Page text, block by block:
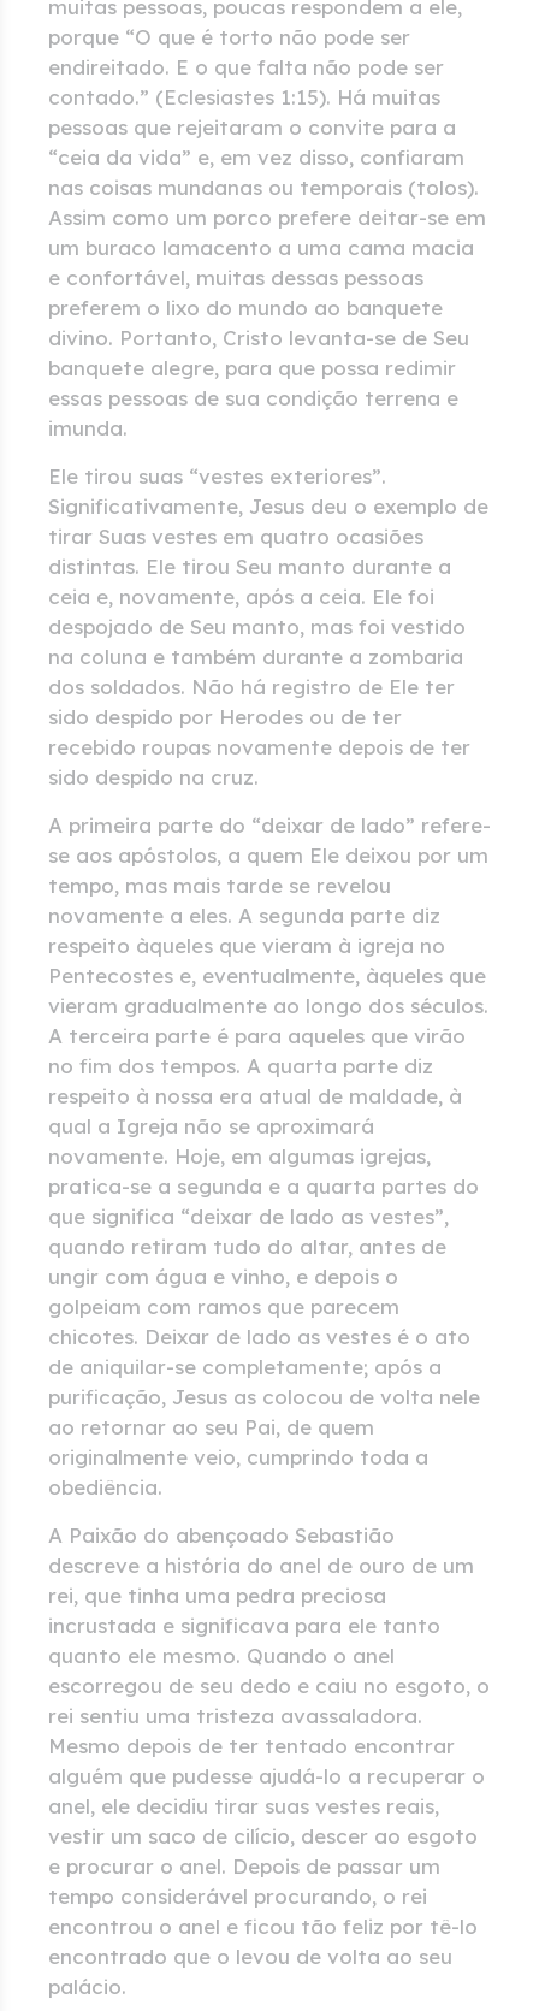
muitas pessoas, poucas respondem a ele,
porque “O que é torto não pode ser
endireitado. E o que falta não pode ser
contado.” (Eclesiastes 1:15). Há muitas
pessoas que rejeitaram o convite para a
“ceia da vida” e, em vez disso, confiaram
nas coisas mundanas ou temporais (tolos).
Assim como um porco prefere deitar-se em
um buraco lamacento a uma cama macia
e confortável, muitas dessas pessoas
preferem o lixo do mundo ao banquete
divino. Portanto, Cristo levanta-se de Seu
banquete alegre, para que possa redimir
essas pessoas de sua condição terrena e
imunda.
Ele tirou suas “vestes exteriores”.
Significativamente, Jesus deu o exemplo de
tirar Suas vestes em quatro ocasiões
distintas. Ele tirou Seu manto durante a
ceia e, novamente, após a ceia. Ele foi
despojado de Seu manto, mas foi vestido
na coluna e também durante a zombaria
dos soldados. Não há registro de Ele ter
sido despido por Herodes ou de ter
recebido roupas novamente depois de ter
sido despido na cruz.
A primeira parte do “deixar de lado” refere-
se aos apóstolos, a quem Ele deixou por um
tempo, mas mais tarde se revelou
novamente a eles. A segunda parte diz
respeito àqueles que vieram à igreja no
Pentecostes e, eventualmente, àqueles que
vieram gradualmente ao longo dos séculos.
A terceira parte é para aqueles que virão
no fim dos tempos. A quarta parte diz
respeito à nossa era atual de maldade, à
qual a Igreja não se aproximará
novamente. Hoje, em algumas igrejas,
pratica-se a segunda e a quarta partes do
que significa “deixar de lado as vestes”,
quando retiram tudo do altar, antes de
ungir com água e vinho, e depois o
golpeiam com ramos que parecem
chicotes. Deixar de lado as vestes é o ato
de aniquilar-se completamente; após a
purificação, Jesus as colocou de volta nele
ao retornar ao seu Pai, de quem
originalmente veio, cumprindo toda a
obediência.
A Paixão do abençoado Sebastião
descreve a história do anel de ouro de um
rei, que tinha uma pedra preciosa
incrustada e significava para ele tanto
quanto ele mesmo. Quando o anel
escorregou de seu dedo e caiu no esgoto, o
rei sentiu uma tristeza avassaladora.
Mesmo depois de ter tentado encontrar
alguém que pudesse ajudá-lo a recuperar o
anel, ele decidiu tirar suas vestes reais,
vestir um saco de cilício, descer ao esgoto
e procurar o anel. Depois de passar um
tempo considerável procurando, o rei
encontrou o anel e ficou tão feliz por tê-lo
encontrado que o levou de volta ao seu
palácio.